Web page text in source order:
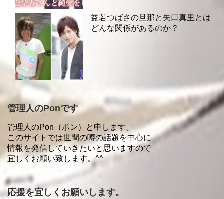
益若つばさの旦那と矢口真里とは
どんな関係があるのか？
管理人のPonです
管理人のPon（ポン）と申します。
このサイトでは世間の噂の話題を中心に
情報を発信していきたいと思いますので
宜しくお願い致します。^^
応援を宜しくお願いします。